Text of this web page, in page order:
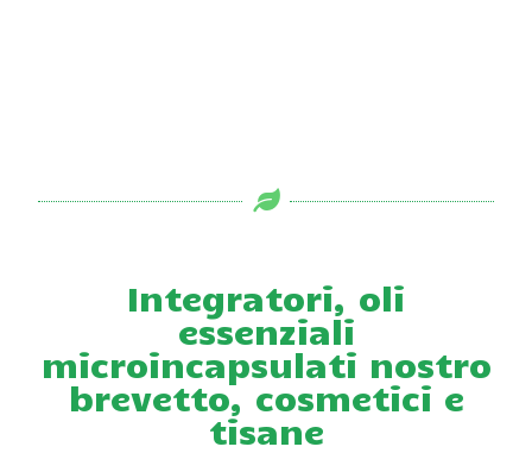
Integratori, oli
essenziali
microincapsulati nostro
brevetto, cosmetici e
tisane